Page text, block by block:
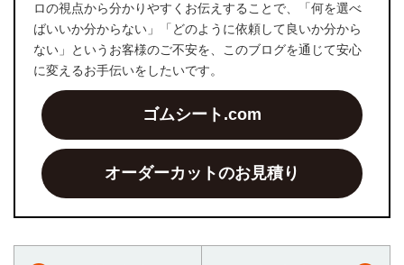
ロの視点から分かりやすくお伝えすることで、「何を選べ
ばいいか分からない」「どのように依頼して良いか分から
ない」というお客様のご不安を、このブログを通じて安心
に変えるお手伝いをしたいです。
ゴムシート.com
オーダーカットのお見積り